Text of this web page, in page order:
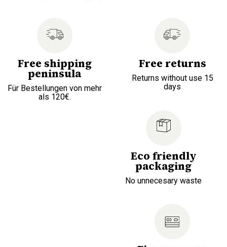
Free shipping
peninsula
Für Bestellungen von mehr
als 120€.
Free returns
Returns without use 15
days
Eco friendly
packaging
No unnecesary waste